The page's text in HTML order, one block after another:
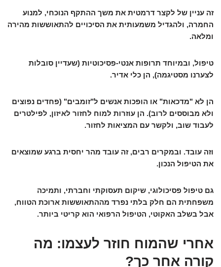
זה עניין של לקצר דרמטית את משך ההתקף הנוכחי, למנוע
החמרה, ולהגדיל משמעותית את הסיכויים להתאוששות מהירה
ומלאה.
טיפול, ובמיוחד תרופות אנטי-פסיכוטיות (שעדיין סובלות
לצערנו מסטיגמה), הן כלי אדיר.
הן לא "מדכאות" או הופכות אנשים ל"זומבים" (פחדים נפוצים
ולא מבוססים לרוב). הן עוזרות למוח לחזור לאיזון, לפילטרים
לעבוד שוב, ולקשר עם המציאות לחזור.
וזה עובד. ובמקרים רבים, זה עובד מהר יחסית ברגע שמוצאים
את הטיפול הנכון.
גם טיפול פסיכולוגי, שיקום תעסוקתי וחברתי, ותמיכה
משפחתית הם חלק בלתי נפרד מההתאוששות ארוכת הטווח,
אבל בשלב האקוטי, הטיפול הרפואי הוא קריטי ביותר.
אחרי שהמוח חוזר לעצמו: מה
קורה אחר כך?